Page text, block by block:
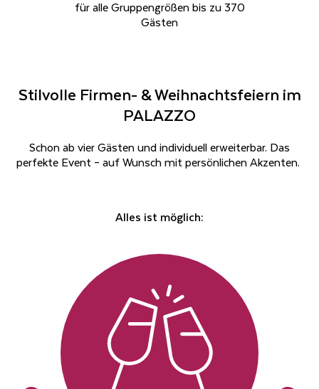
für alle Gruppengrößen bis zu 370
Gästen
Stilvolle Firmen- & Weihnachtsfeiern im
PALAZZO
Schon ab vier Gästen und individuell erweiterbar. Das
perfekte Event – auf Wunsch mit persönlichen Akzenten.
Alles ist möglich: